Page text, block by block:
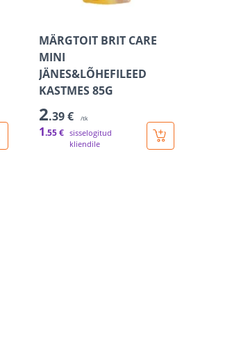
MÄRGTOIT BRIT CARE
MINI
JÄNES&LÕHEFILEED
KASTMES 85G
2.39 € /tk
1.55 € sisselogitud
kliendile